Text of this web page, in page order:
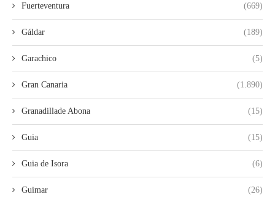
Fuerteventura (669)
Gáldar (189)
Garachico (5)
Gran Canaria (1.890)
Granadillade Abona (15)
Guia (15)
Guia de Isora (6)
Guimar (26)